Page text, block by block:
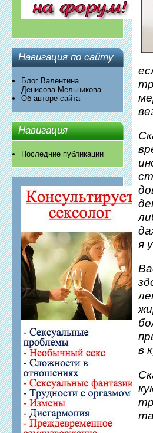
Навигация по сайту
Блог Валентина
Денисова-Мельникова
Об авторе сайта
Навигация
Последние публикации
я
в